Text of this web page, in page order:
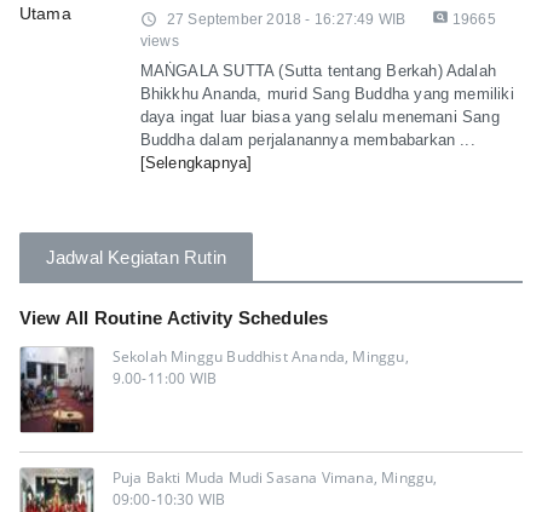
access_time 27 September 2018 - 16:27:49 WIB pageview 19665
views
MAṄGALA SUTTA (Sutta tentang Berkah) Adalah
Bhikkhu Ananda, murid Sang Buddha yang memiliki
daya ingat luar biasa yang selalu menemani Sang
Buddha dalam perjalanannya membabarkan ...
[Selengkapnya]
Jadwal Kegiatan Rutin
View All Routine Activity Schedules
Sekolah Minggu Buddhist Ananda, Minggu,
9.00-11:00 WIB
Puja Bakti Muda Mudi Sasana Vimana, Minggu,
09:00-10:30 WIB